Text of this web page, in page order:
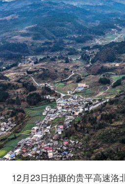
12月23日拍摄的贵平高速洛